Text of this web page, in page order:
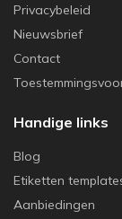
Privacybeleid
Nieuwsbrief
Contact
Handige links
Blog
Etiketten
Aanbiedingen